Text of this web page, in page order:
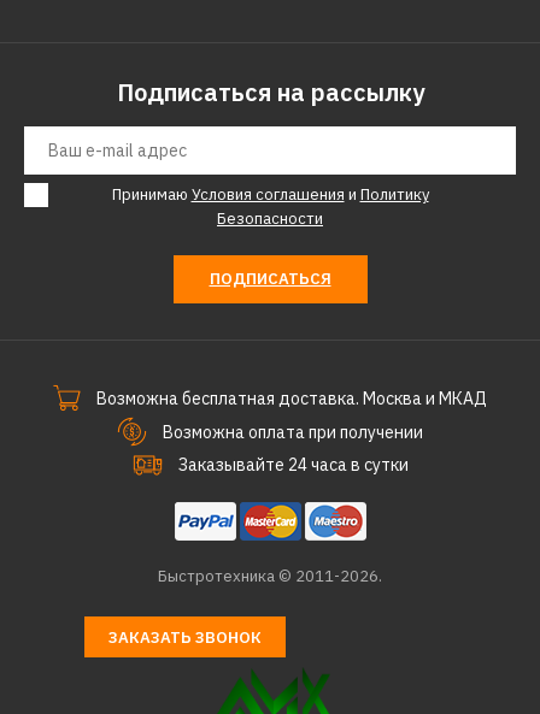
Подписаться на рассылку
Принимаю Условия соглашения и Политику
Безопасности
ПОДПИСАТЬСЯ
Возможна бесплатная доставка. Москва и МКАД
Возможна оплата при получении
Заказывайте 24 часа в сутки
Быстротехника © 2011-2026.
ЗАКАЗАТЬ ЗВОНОК